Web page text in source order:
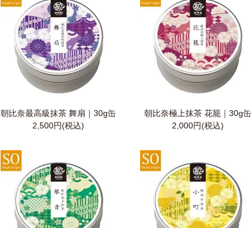
朝比奈最高級抹茶 舞扇｜30g缶
2,500円(税込)
朝比奈極上抹茶 花籠｜30g缶
2,000円(税込)